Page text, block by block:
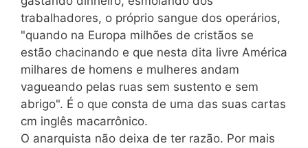
trabalhadores, o próprio sangue dos operários,
"quando na Europa milhões de cristãos se
estão chacinando e que nesta dita livre América
milhares de homens e mulheres andam
vagueando pelas ruas sem sustento e sem
abrigo". É o que consta de uma das suas cartas
cm inglês macarrônico.
O anarquista não deixa de ter razão. Por mais